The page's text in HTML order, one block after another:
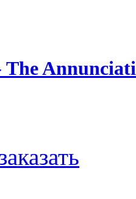
The